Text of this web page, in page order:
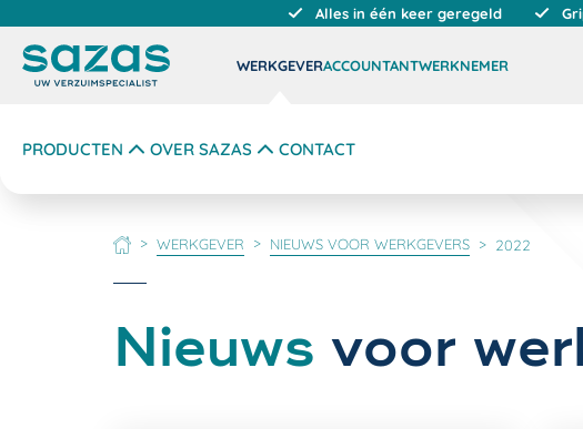
Alles in één keer geregeld
WERKGEVERACCOUNTANTWERKNEMER
PRODUCTEN OVER SAZAS CONTACT
HOME WERKGEVER NIEUWS VOOR WERKGEVERS 2022
Nieuws voor